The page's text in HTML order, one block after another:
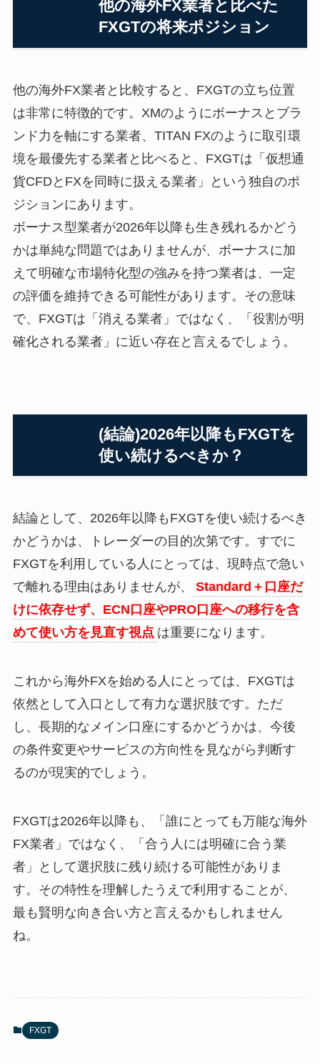
他の海外FX業者と比べた
FXGTの将来ポジション
他の海外FX業者と比較すると、FXGTの立ち位置
は非常に特徴的です。XMのようにボーナスとブラ
ンド力を軸にする業者、TITAN FXのように取引環
境を最優先する業者と比べると、FXGTは「仮想通
貨CFDとFXを同時に扱える業者」という独自のポ
ジションにあります。
ボーナス型業者が2026年以降も生き残れるかどう
かは単純な問題ではありませんが、ボーナスに加
えて明確な市場特化型の強みを持つ業者は、一定
の評価を維持できる可能性があります。その意味
で、FXGTは「消える業者」ではなく、「役割が明
確化される業者」に近い存在と言えるでしょう。
(結論)2026年以降もFXGTを
使い続けるべきか？
結論として、2026年以降もFXGTを使い続けるべき
かどうかは、トレーダーの目的次第です。すでに
FXGTを利用している人にとっては、現時点で急い
で離れる理由はありませんが、
Standard＋口座だ
けに依存せず、ECN口座やPRO口座への移行を含
めて使い方を見直す視点 は重要になります。
これから海外FXを始める人にとっては、FXGTは
依然として入口として有力な選択肢です。ただ
し、長期的なメイン口座にするかどうかは、今後
の条件変更やサービスの方向性を見ながら判断す
るのが現実的でしょう。
FXGTは2026年以降も、「誰にとっても万能な海外
FX業者」ではなく、「合う人には明確に合う業
者」として選択肢に残り続ける可能性がありま
す。その特性を理解したうえで利用することが、
最も賢明な向き合い方と言えるかもしれません
ね。
FXGT